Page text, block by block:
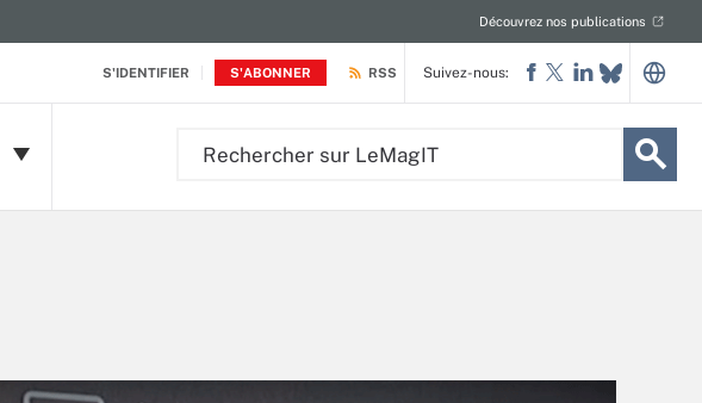
S'IDENTIFIER S'ABONNER
Découvrez nos publications
RSS Suivez-nous: